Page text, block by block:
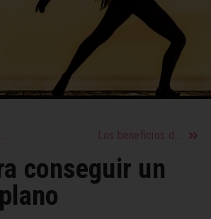
Las comidas y el ejercicio Los beneficios de comer pescado para la salud
conseguir un